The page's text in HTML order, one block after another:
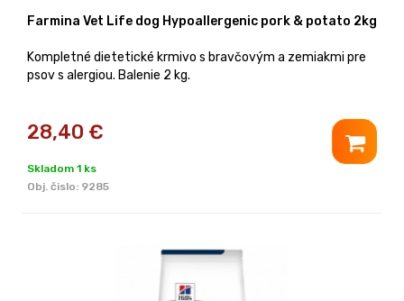
Farmina Vet Life dog Hypoallergenic pork & potato 2kg
Kompletné dietetické krmivo s bravčovým a zemiakmi pre
psov s alergiou. Balenie 2 kg.
28,40 €
Skladom 1 ks
Obj. čislo: 9285